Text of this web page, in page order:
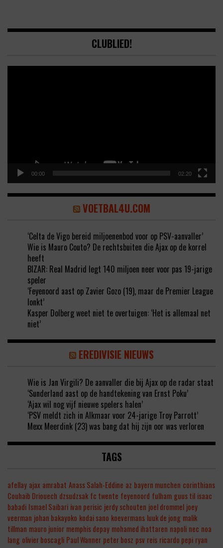
CLUBLIED!
00:00 02:20
VOETBAL4U.COM
‘Celta de Vigo bereid miljoenenbod voor op PSV-aanvaller’
Wie is Mauro Couto? De rechtsbuiten die Ajax op de korrel
heeft
BIZAR: Real Madrid legt 140 miljoen neer voor pas 19-jarige
speler
‘Feyenoord aast op Zavier Gozo (19), maar de Premier League
lonkt’
Kasper Dolberg weet niet te overtuigen: ‘Het is allemaal net
niet’
EREDIVISIE NIEUWS
Wie is Jan Virgili? De aanvaller die bij Ajax op de radar staat
‘Sunderland aast op de handtekening van Ernst Poku’
‘Ajax wil nog vijf nieuwe spelers halen’
‘PSV meldt zich in Alkmaar voor 24-jarige Troy Parrott’
Mexx Meerdink (23) was bang dat hij zijn oor was verloren
TAGS
afellay ajax amrabat Anass Salah-Eddine az bayern munchen corinthians
Couhaib Driouech dzsudzsak fc twente feyenoord fulham guus til isaac
babadi Ismael Saibari ivan perisic jerdy schouten joel drommel joey
veerman johan bakayoko kodai sano koevermans luuk de jong malik
tillman mauro junior memphis depay mohamed ihattaren napoli nec noa
lang olivier boscagli Paul Wanner peter bosz psv reis ricardo pepi ryan